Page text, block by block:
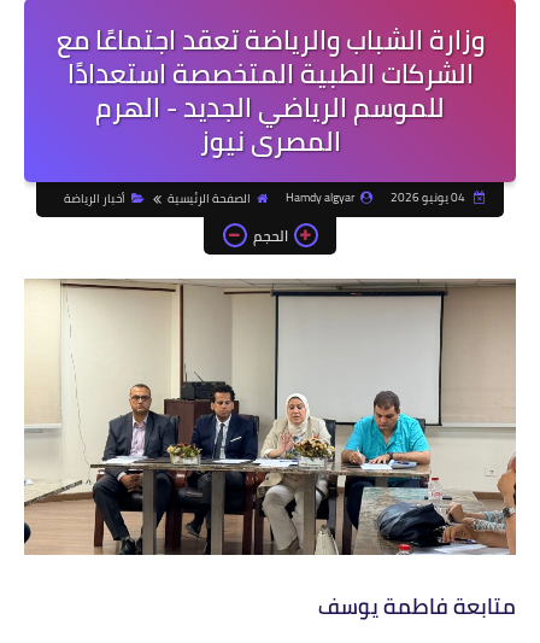
وزارة الشباب والرياضة تعقد اجتماعًا مع
الشركات الطبية المتخصصة استعدادًا
للموسم الرياضي الجديد - الهرم
المصرى نيوز
04 يونيو 2026 Hamdy algyar الصفحة الرئيسية أخبار الرياضة
الحجم
متابعة فاطمة يوسف